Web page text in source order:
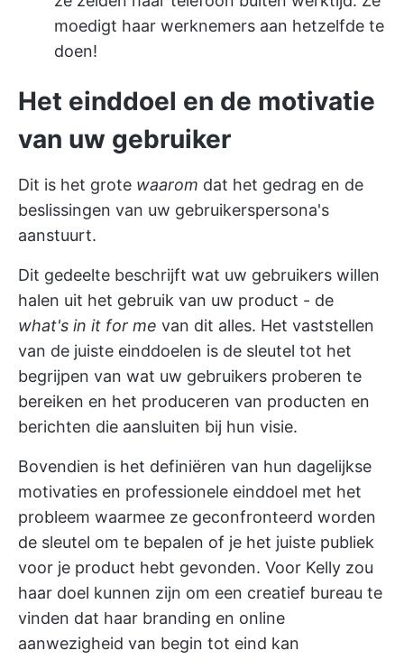
moedigt haar werknemers aan hetzelfde te
doen!
Het einddoel en de motivatie
van uw gebruiker
Dit is het grote waarom dat het gedrag en de
beslissingen van uw gebruikerspersona's
aanstuurt.
Dit gedeelte beschrijft wat uw gebruikers willen
halen uit het gebruik van uw product - de
what's in it for me van dit alles. Het vaststellen
van de juiste einddoelen is de sleutel tot het
begrijpen van wat uw gebruikers proberen te
bereiken en het produceren van producten en
berichten die aansluiten bij hun visie.
Bovendien is het definiëren van hun dagelijkse
motivaties en professionele einddoel met het
probleem waarmee ze geconfronteerd worden
de sleutel om te bepalen of je het juiste publiek
voor je product hebt gevonden. Voor Kelly zou
haar doel kunnen zijn om een creatief bureau te
vinden dat haar branding en online
aanwezigheid van begin tot eind kan